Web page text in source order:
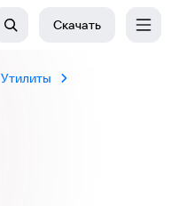
Скачать
Утилиты